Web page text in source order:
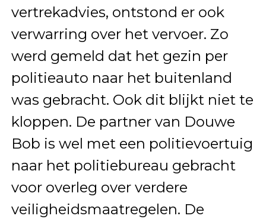
vertrekadvies, ontstond er ook
verwarring over het vervoer. Zo
werd gemeld dat het gezin per
politieauto naar het buitenland
was gebracht. Ook dit blijkt niet te
kloppen. De partner van Douwe
Bob is wel met een politievoertuig
naar het politiebureau gebracht
voor overleg over verdere
veiligheidsmaatregelen. De